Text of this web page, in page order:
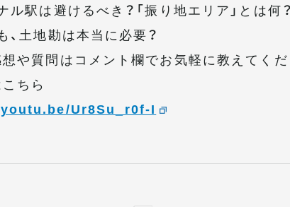
ル駅は避けるべき？「振り地エリア」とは何？
、土地勘は本当に必要？
や質問はコメント欄でお気軽に教えてくだ
ちら
Ur8Su_r0f-I